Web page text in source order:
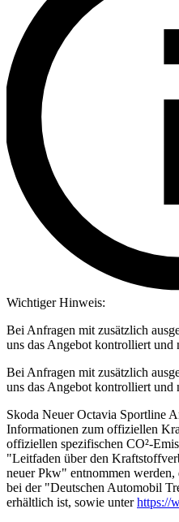
Wichtiger Hinweis:
Bei Anfragen mit zusätzlich
uns das Angebot kontrolliert und
Bei Anfragen mit zusätzlich
uns das Angebot kontrolliert und
Skoda Neuer Octavia Sportline
Informationen zum offiziellen
offiziellen spezifischen CO²-
"Leitfaden über den
neuer Pkw" entnommen werden,
bei der "Deutschen Automobil
erhältlich ist, sowie unterhttps://